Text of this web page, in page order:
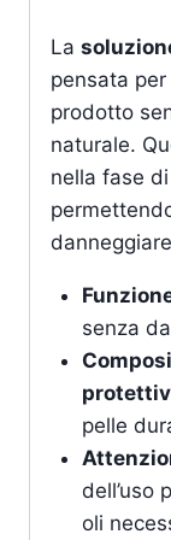
La
pensata
prodotto
naturale.
nella fase di
senza
pelle
dell’uso
oli